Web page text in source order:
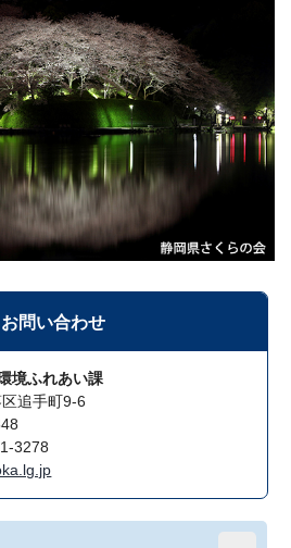
お問い合わせ
境ふれあい課
追手町9-6
3278